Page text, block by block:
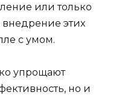
или только
внедрение этих
с умом.
упрощают
но и